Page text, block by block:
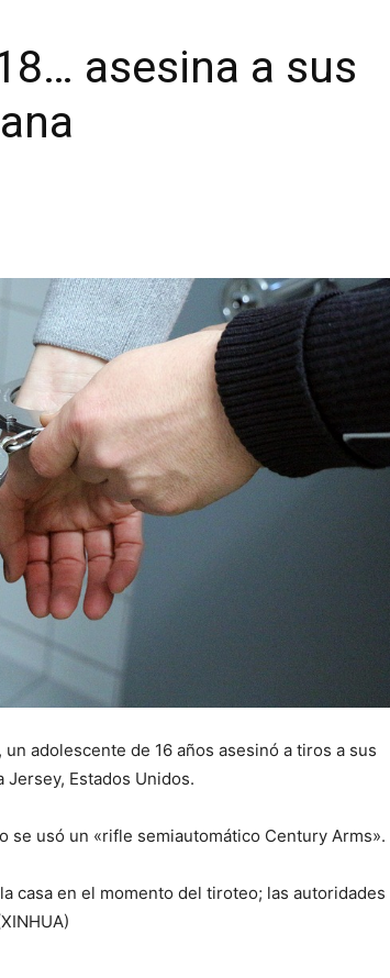
asesina a sus
adolescente de 16 años asesinó a tiros a sus
Jersey, Estados Unidos.
se usó un «rifle semiautomático Century Arms».
casa en el momento del tiroteo; las autoridades